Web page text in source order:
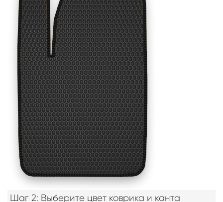
Шаг 2: Выберите цвет коврика и канта